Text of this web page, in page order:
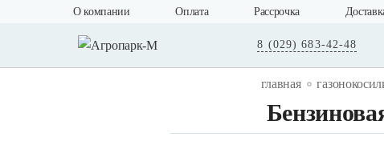
О компании Оплата Рассрочка
8 (029) 683-42-48
главная